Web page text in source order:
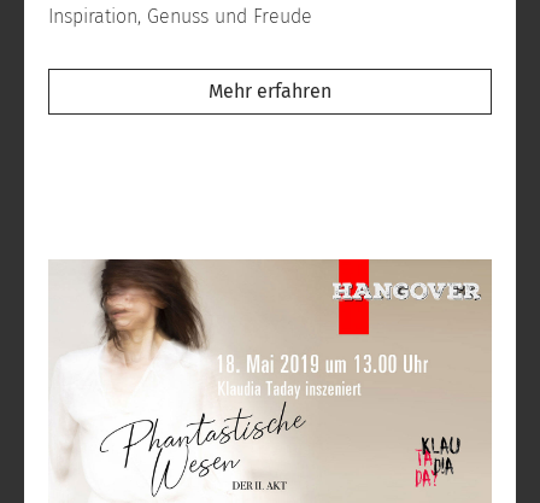
Inspiration, Genuss und Freude
Mehr erfahren